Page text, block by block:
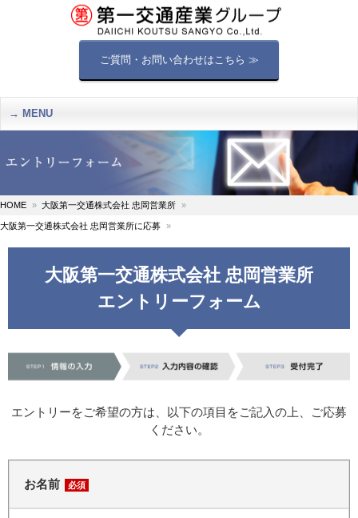
ご質問・お問い合わせはこちら ≫
MENU
HOME 大阪第一交通株式会社 忠岡営業所
大阪第一交通株式会社 忠岡営業所に応募
大阪第一交通株式会社 忠岡営業所
エントリーフォーム
エントリーをご希望の方は、以下の項目をご記入の上、ご応募
ください。
お名前 必須